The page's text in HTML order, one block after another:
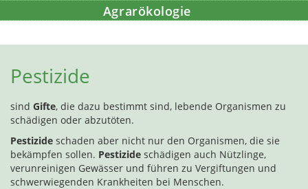
Agrarökologie
Pestizide
sind Gifte, die dazu bestimmt sind, lebende Organismen zu
schädigen oder abzutöten.
Pestizide schaden aber nicht nur den Organismen, die sie
bekämpfen sollen. Pestizide schädigen auch Nützlinge,
verunreinigen Gewässer und führen zu Vergiftungen und
schwerwiegenden Krankheiten bei Menschen.